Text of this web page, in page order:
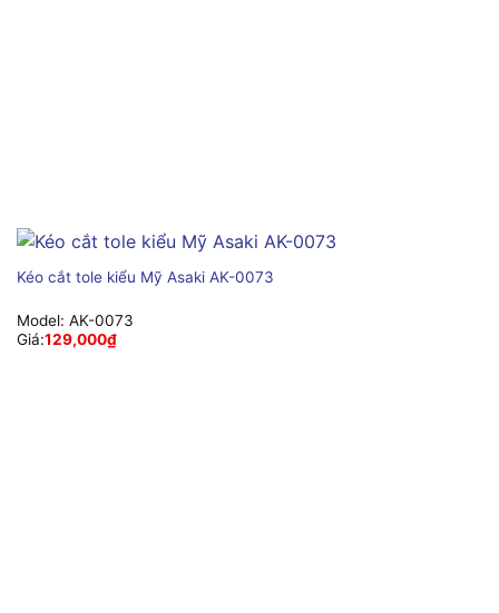
Kéo cắt tole kiểu Mỹ Asaki AK-0073
Model: AK-0073
Giá:129,000₫